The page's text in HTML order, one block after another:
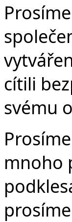
cítili
svému
mnoho